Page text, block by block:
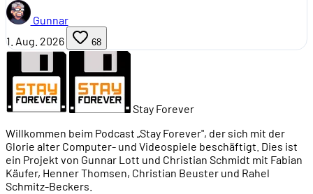
Gunnar
1. Aug. 2026
68
Stay Forever
Willkommen beim Podcast „Stay Forever", der sich mit der
Glorie alter Computer- und Videospiele beschäftigt. Dies ist
ein Projekt von Gunnar Lott und Christian Schmidt mit Fabian
Käufer, Henner Thomsen, Christian Beuster und Rahel
Schmitz-Beckers.